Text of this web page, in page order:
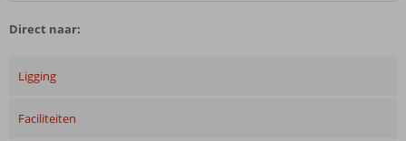
Direct naar:
Ligging
Faciliteiten